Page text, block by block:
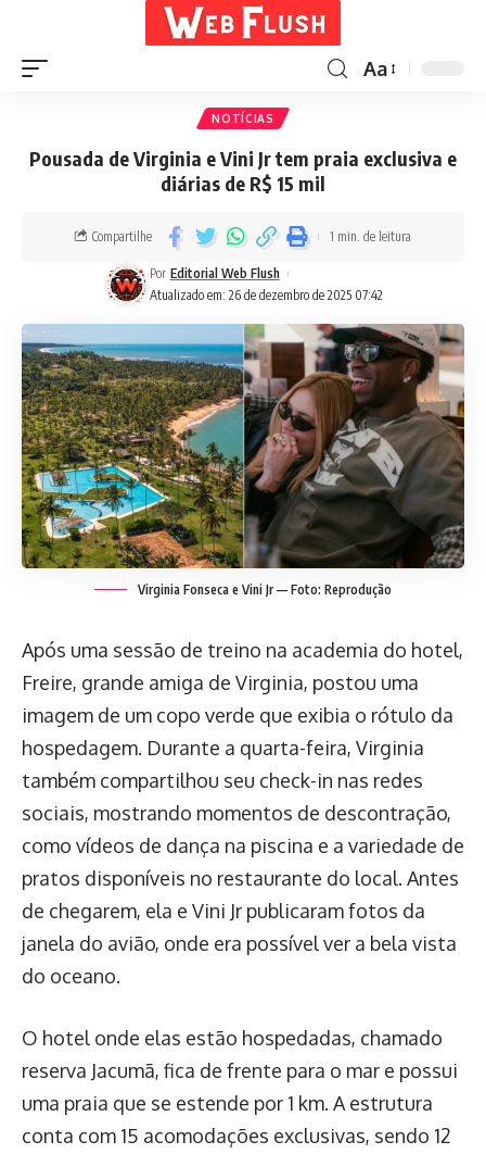
Aa
NOTÍCIAS
Pousada de Virginia e Vini Jr tem praia exclusiva e
diárias de R$ 15 mil
Atualizado em: 26 de dezembro de 2025 07:42
Por Editorial Web Flush
Compartilhe 1 min. de leitura
Virginia Fonseca e Vini Jr — Foto: Reprodução
Após uma sessão de treino na academia do hotel,
Freire, grande amiga de Virginia, postou uma
imagem de um copo verde que exibia o rótulo da
hospedagem. Durante a quarta-feira, Virginia
também compartilhou seu check-in nas redes
sociais, mostrando momentos de descontração,
como vídeos de dança na piscina e a variedade de
pratos disponíveis no restaurante do local. Antes
de chegarem, ela e Vini Jr publicaram fotos da
janela do avião, onde era possível ver a bela vista
do oceano.
O hotel onde elas estão hospedadas, chamado
reserva Jacumã, fica de frente para o mar e possui
uma praia que se estende por 1 km. A estrutura
conta com 15 acomodações exclusivas, sendo 12